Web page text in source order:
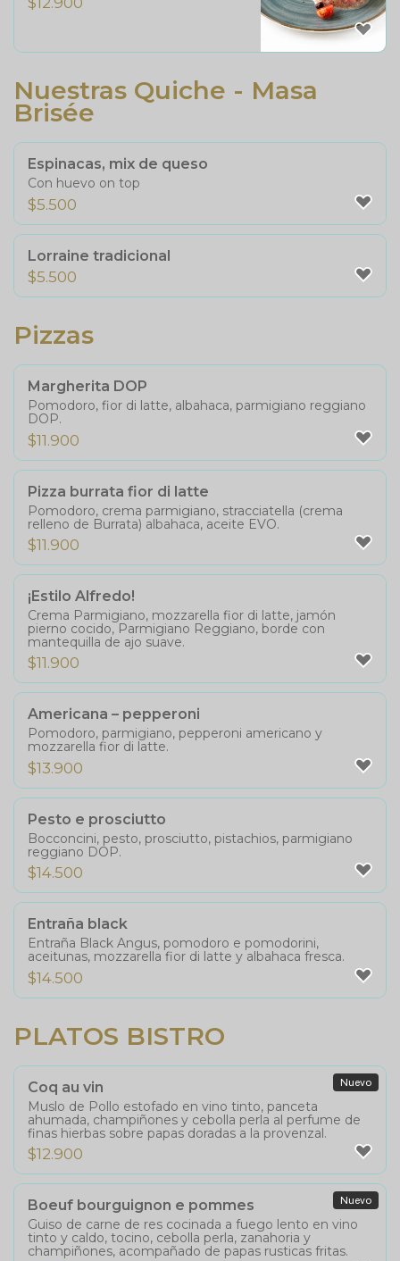
Nuestras Quiche - Masa
Brisée
Espinacas, mix de queso
Con huevo on top
$5.500
Lorraine tradicional
$5.500
Pizzas
Margherita DOP
Pomodoro, fior di latte, albahaca, parmigiano reggiano
DOP.
$11.900
Pizza burrata fior di latte
Pomodoro, crema parmigiano, stracciatella (crema
relleno de Burrata) albahaca, aceite EVO.
$11.900
¡Estilo Alfredo!
Crema Parmigiano, mozzarella fior di latte, jamón
pierno cocido, Parmigiano Reggiano, borde con
mantequilla de ajo suave.
$11.900
Americana – pepperoni
Pomodoro, parmigiano, pepperoni americano y
mozzarella fior di latte.
$13.900
Pesto e prosciutto
Bocconcini, pesto, prosciutto, pistachios, parmigiano
reggiano DOP.
$14.500
Entraña black
Entraña Black Angus, pomodoro e pomodorini,
aceitunas, mozzarella fior di latte y albahaca fresca.
$14.500
PLATOS BISTRO
Coq au vin
Muslo de Pollo estofado en vino tinto, panceta
ahumada, champiñones y cebolla perla al perfume de
finas hierbas sobre papas doradas a la provenzal.
$12.900
Nuevo
Boeuf bourguignon e pommes
Guiso de carne de res cocinada a fuego lento en vino
tinto y caldo, tocino, cebolla perla, zanahoria y
champiñones, acompañado de papas rusticas fritas.
Nuevo